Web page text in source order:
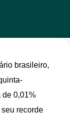
brasileiro,
de 0,01%
recorde